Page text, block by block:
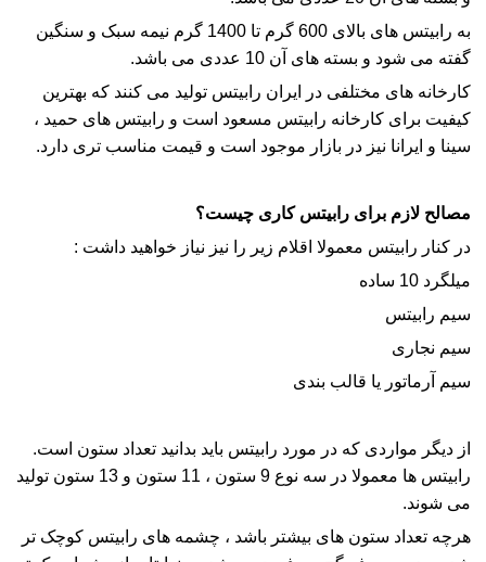
به رابیتس
های بالای 600 گرم تا 1400 گرم نیمه سبک و سنگین
گفته می شود و بسته های آن 10 عددی می باشد.
کارخانه های مختلفی در ایران رابیتس تولید می کنند که بهترین
کیفیت برای کارخانه رابیتس مسعود است و رابیتس های حمید ،
سینا و ایرانا نیز در بازار موجود است و قیمت مناسب تری دارد.
مصالح لازم برای رابیتس کاری چیست؟
در کنار رابیتس معمولا اقلام زیر را نیز نیاز خواهید داشت :
میلگرد 10 ساده
سیم رابیتس
سیم نجاری
سیم آرماتور یا قالب بندی
از دیگر مواردی که در مورد رابیتس باید بدانید تعداد ستون است.
رابیتس
ها معمولا در سه نوع 9 ستون ، 11 ستون و 13 ستون تولید
می شوند.
هرچه تعداد ستون های بیشتر باشد ، چشمه های رابیتس کوچک تر